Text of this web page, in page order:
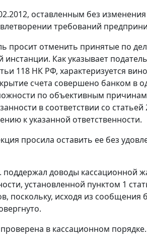
оставленным без изменения
требований
просит отменить принятые по
Как указывает
118 НК РФ, характеризуется
счета совершено банком в
по объективным причинам
в соответствии со статьей
к указанной ответственности.
просила оставить ее без
доводы кассационной
установленной пунктом 1
поскольку, исходя из
в кассационном порядке.